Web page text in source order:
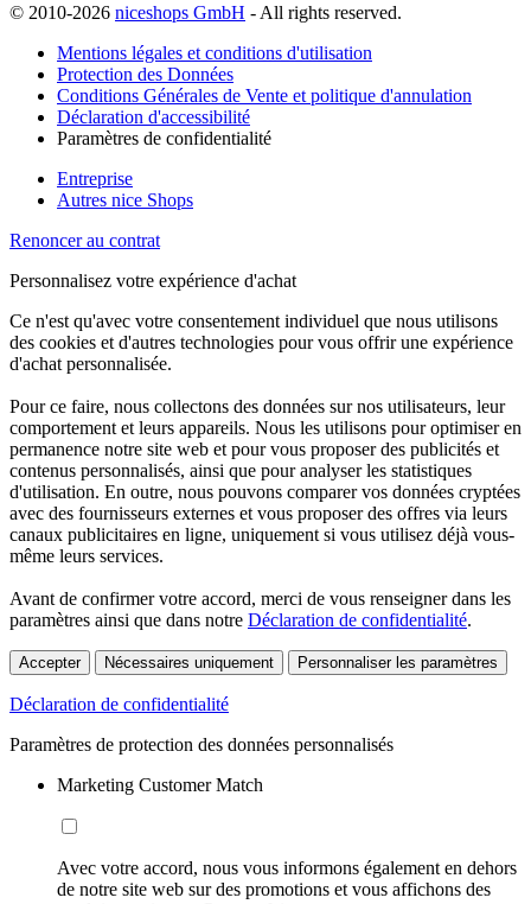
© 2010-2026 niceshops GmbH - All rights reserved.
Mentions légales et conditions d'utilisation
Protection des Données
Conditions Générales de Vente et politique d'annulation
Déclaration d'accessibilité
Paramètres de confidentialité
Entreprise
Autres nice Shops
Renoncer au contrat
Personnalisez votre expérience d'achat
Ce n'est qu'avec votre consentement individuel que nous utilisons
des cookies et d'autres technologies pour vous offrir une expérience
d'achat personnalisée.
Pour ce faire, nous collectons des données sur nos utilisateurs, leur
comportement et leurs appareils. Nous les utilisons pour optimiser en
permanence notre site web et pour vous proposer des publicités et
contenus personnalisés, ainsi que pour analyser les statistiques
d'utilisation. En outre, nous pouvons comparer vos données cryptées
avec des fournisseurs externes et vous proposer des offres via leurs
canaux publicitaires en ligne, uniquement si vous utilisez déjà vous-
même leurs services.
Avant de confirmer votre accord, merci de vous renseigner dans les
paramètres ainsi que dans notre Déclaration de confidentialité.
Accepter Nécessaires uniquement Personnaliser les paramètres
Déclaration de confidentialité
Paramètres de protection des données personnalisés
Marketing Customer Match
Avec votre accord, nous vous informons également en dehors
de notre site web sur des promotions et vous affichons des